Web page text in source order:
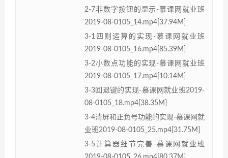
2-7非数字按钮的显示-慕课网就业班
2019-08-0105_14.mp4[37.94M]
3-1四则运算的实现-慕课网就业班
2019-08-0105_16.mp4[85.39M]
3-2小数点功能的实现-慕课网就业班
2019-08-0105_17.mp4[10.14M]
3-3回退键的实现-慕课网就业班2019-
08-0105_18.mp4[38.35M]
3-4清屏和正负号功能的实现-慕课网就
业班2019-08-0105_25.mp4[31.75M]
3-5计算器细节完善-慕课网就业班